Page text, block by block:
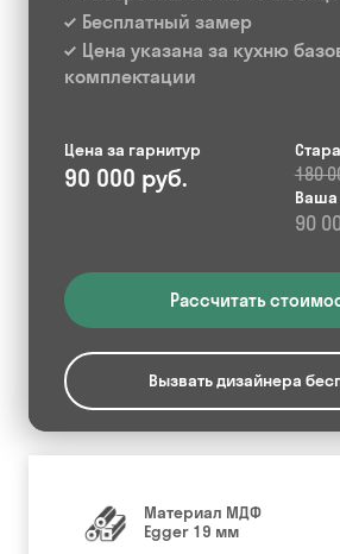
Бесплатный замер
Цена указана за кухню
комплектации
Цена за гарнитур
90 000 руб. 180
Ваша
90
Рассчитать
Вызвать дизайнера
Материал МДФ
Egger 19 мм